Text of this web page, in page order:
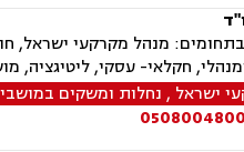
מנהל מקרקעי ישראל,
חקלאי- עסקי, ליטיגציה,
ישראל , נחלות ומשקים
0508004800